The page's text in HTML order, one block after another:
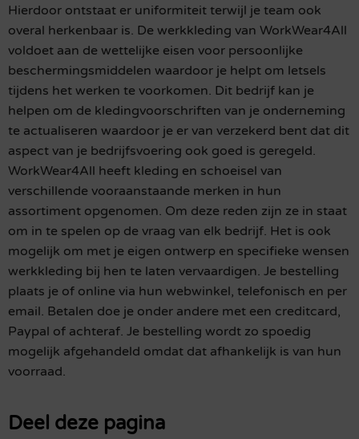
Hierdoor ontstaat er uniformiteit terwijl je team ook
overal herkenbaar is. De werkkleding van WorkWear4All
voldoet aan de wettelijke eisen voor persoonlijke
beschermingsmiddelen waardoor je helpt om letsels
tijdens het werken te voorkomen. Dit bedrijf kan je
helpen om de kledingvoorschriften van je onderneming
te actualiseren waardoor je er van verzekerd bent dat dit
aspect van je bedrijfsvoering ook goed is geregeld.
WorkWear4All heeft kleding en schoeisel van
verschillende vooraanstaande merken in hun
assortiment opgenomen. Om deze reden zijn ze in staat
om in te spelen op de vraag van elk bedrijf. Het is ook
mogelijk om met je eigen ontwerp en specifieke wensen
werkkleding bij hen te laten vervaardigen. Je bestelling
plaats je of online via hun webwinkel, telefonisch en per
email. Betalen doe je onder andere met een creditcard,
Paypal of achteraf. Je bestelling wordt zo spoedig
mogelijk afgehandeld omdat dat afhankelijk is van hun
voorraad.
Deel deze pagina